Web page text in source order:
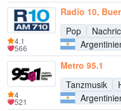
Radio 10,
Pop
4.1
566
Metro 95.1
Tanzmusik
4
521